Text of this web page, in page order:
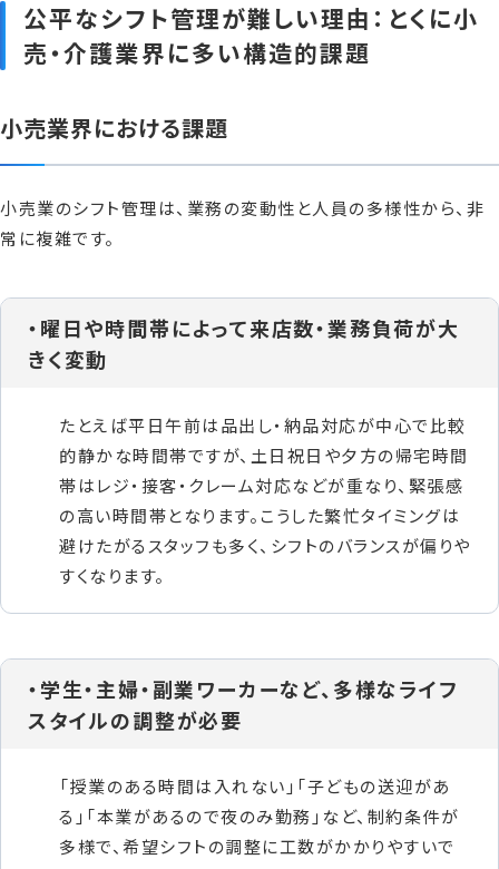
公平なシフト管理が難しい理由：とくに小
売・介護業界に多い構造的課題
小売業界における課題
小売業のシフト管理は、業務の変動性と人員の多様性から、非
常に複雑です。
・曜日や時間帯によって来店数・業務負荷が大
きく変動
たとえば平日午前は品出し・納品対応が中心で比較
的静かな時間帯ですが、土日祝日や夕方の帰宅時間
帯はレジ・接客・クレーム対応などが重なり、緊張感
の高い時間帯となります。こうした繁忙タイミングは
避けたがるスタッフも多く、シフトのバランスが偏りや
すくなります。
・学生・主婦・副業ワーカーなど、多様なライフ
スタイルの調整が必要
「授業のある時間は入れない」「子どもの送迎があ
る」「本業があるので夜のみ勤務」など、制約条件が
多様で、希望シフトの調整に工数がかかりやすいで